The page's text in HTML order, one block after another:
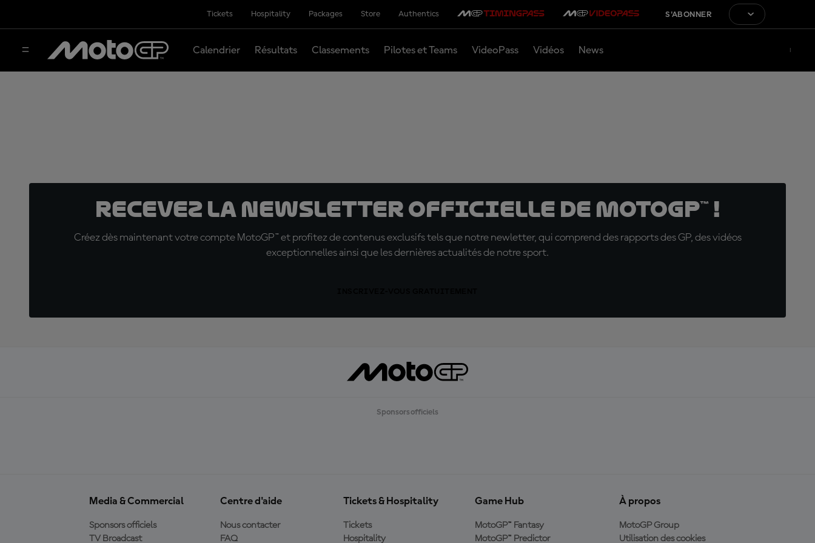
Tickets Hospitality Packages Store Authentics S'ABONNER
Calendrier Résultats Classements Pilotes et Teams VideoPass Vidéos News
Recevez la Newsletter officielle de MotoGP™ !
Créez dès maintenant votre compte MotoGP™ et profitez de contenus exclusifs tels que notre newletter, qui comprend des rapports des GP, des vidéos
exceptionnelles ainsi que les dernières actualités de notre sport.
Sponsors officiels
Media & Commercial
Sponsors officiels
TV Broadcast
Centre d'aide
Nous contacter
FAQ
Tickets & Hospitality
Tickets
Hospitality
Game Hub
MotoGP™ Fantasy
MotoGP™ Predictor
À propos
MotoGP Group
Utilisation des cookies